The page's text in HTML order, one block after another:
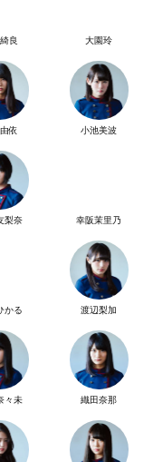
良 大園玲
依 小池美波
梨奈 幸阪茉里乃
かる 渡辺梨加
々未 織田奈那